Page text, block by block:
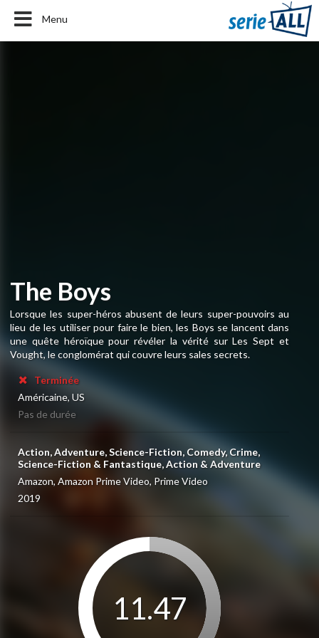
Menu
The Boys
Lorsque les super-héros abusent de leurs super-pouvoirs au
lieu de les utiliser pour faire le bien, les Boys se lancent dans
une quête héroïque pour révéler la vérité sur Les Sept et
Vought, le conglomérat qui couvre leurs sales secrets.
Terminée
Américaine, US
Pas de durée
Action, Adventure, Science-Fiction, Comedy, Crime,
Science-Fiction & Fantastique, Action & Adventure
Amazon, Amazon Prime Video, Prime Video
2019
11.47